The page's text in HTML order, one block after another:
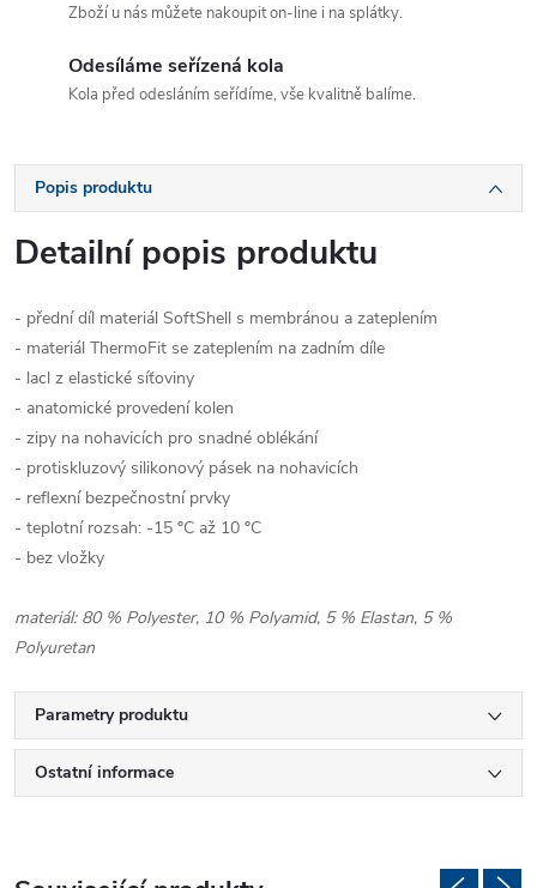
Zboží u nás můžete nakoupit on-line i na splátky.
Odesíláme seřízená kola
Kola před odesláním seřídíme, vše kvalitně balíme.
Popis produktu
Detailní popis produktu
- přední díl materiál SoftShell s membránou a zateplením
- materiál ThermoFit se zateplením na zadním díle
- lacl z elastické síťoviny
- anatomické provedení kolen
- zipy na nohavicích pro snadné oblékání
- protiskluzový silikonový pásek na nohavicích
- reflexní bezpečnostní prvky
- teplotní rozsah: -15 °C až 10 °C
- bez vložky
materiál: 80 % Polyester, 10 % Polyamid, 5 % Elastan, 5 %
Polyuretan
Parametry produktu
Ostatní informace